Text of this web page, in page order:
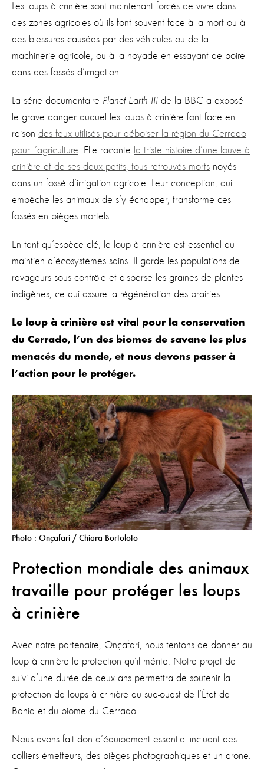
Les loups à crinière sont maintenant forcés de vivre dans
des zones agricoles où ils font souvent face à la mort ou à
des blessures causées par des véhicules ou de la
machinerie agricole, ou à la noyade en essayant de boire
dans des fossés d’irrigation.
La série documentaire Planet Earth III de la BBC a exposé
le grave danger auquel les loups à crinière font face en
raison des feux utilisés pour déboiser la région du Cerrado
pour l’agriculture . Elle raconte la triste histoire d’une louve à
crinière et de ses deux petits, tous retrouvés morts noyés
dans un fossé d’irrigation agricole. Leur conception, qui
empêche les animaux de s’y échapper, transforme ces
fossés en pièges mortels.
En tant qu’espèce clé, le loup à crinière est essentiel au
maintien d’écosystèmes sains. Il garde les populations de
ravageurs sous contrôle et disperse les graines de plantes
indigènes, ce qui assure la régénération des prairies.
Le loup à crinière est vital pour la conservation
du Cerrado, l’un des biomes de savane les plus
menacés du monde, et nous devons passer à
l’action pour le protéger.
Photo : Onçafari / Chiara Bortoloto
Protection mondiale des animaux
travaille pour protéger les loups
à crinière
Avec notre partenaire, Onçafari, nous tentons de donner au
loup à crinière la protection qu’il mérite. Notre projet de
suivi d’une durée de deux ans permettra de soutenir la
protection de loups à crinière du sud-ouest de l’État de
Bahia et du biome du Cerrado.
Nous avons fait don d’équipement essentiel incluant des
colliers émetteurs, des pièges photographiques et un drone.